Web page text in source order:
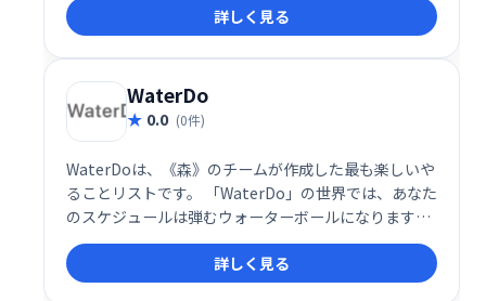
的な操作性で、チームの生産性向上と円滑な連携を実
現します。
詳しく見る
WaterDo
0.0 (0件)
WaterDoは、《森》のチームが作成した最も楽しいや
ることリストです。 「WaterDo」の世界では、あなた
のスケジュールは弾むウォーターボールになります。
あなたがあなたの仕事を完了した後にそれらをポップ
して、それらが破裂するのを見る素晴らしい感覚を楽
しんでください！
詳しく見る